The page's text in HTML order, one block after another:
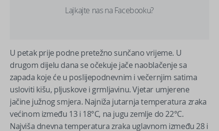
Lajkajte nas na Facebooku?
U petak prije podne pretežno sunčano vrijeme. U
drugom dijelu dana se očekuje jače naoblačenje sa
zapada koje će u poslijepodnevnim i večernjim satima
usloviti kišu, pljuskove i grmljavinu. Vjetar umjerene
jačine južnog smjera. Najniža jutarnja temperatura zraka
većinom između 13 i 18°C, na jugu zemlje do 22°C.
Najviša dnevna temperatura zraka uglavnom između 28 i